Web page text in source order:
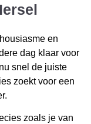
en
dag klaar voor
snel de juiste
zoekt voor een
zoals je van